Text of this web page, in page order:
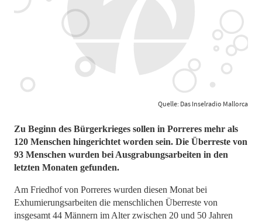
Quelle: Das Inselradio Mallorca
Zu Beginn des Bürgerkrieges sollen in Porreres mehr als
120 Menschen hingerichtet worden sein. Die Überreste von
93 Menschen wurden bei Ausgrabungsarbeiten in den
letzten Monaten gefunden.
Am Friedhof von Porreres wurden diesen Monat bei
Exhumierungsarbeiten die menschlichen Überreste von
insgesamt 44 Männern im Alter zwischen 20 und 50 Jahren